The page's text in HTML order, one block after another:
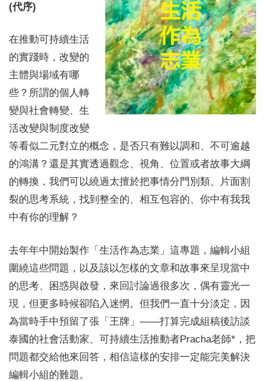
(代序)
在推動可持續生活
的實踐時，改變的
主體與場域有哪
些？所謂的個人轉
變與社會轉變、生
活改變與制度改變
等看似二元對立的概念，是否只有難以調和、不可逾越
的鴻溝？還是其實透過觀念、視角、位置或者故事大綱
的轉換，我們可以繞過太擅於把事情分門別類、片面割
裂的思考系統，找到整全的、相互包容的、你中有我我
中有你的理解？
去年年中開始製作「生活作為志業」這專題，編輯小組
圍繞這些問題，以及該以怎樣的文章和故事來呈現當中
的思考、困惑與啟發，來回討論過很多次，偶有靈光一
現，但更多時候卻陷入迷惘。但我們一直十分淡定，因
為當時手中預留了張「王牌」——打算完成組稿後訪談
泰國的社會活動家、可持續生活推動者Pracha老師*，把
問題都交給他來回答，相信這樣的安排一定能完美解決
編輯小組的難題。